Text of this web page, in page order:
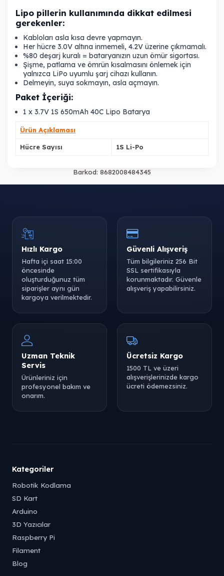
Lipo pillerin kullanımında dikkat edilmesi
gerekenler:
Kabloları asla kısa devre yapmayın.
Her hücre 3.0V altına inmemeli, 4.2V üzerine çıkmamalı.
%80 deşarj kuralı = bataryanızın uzun ömür sigortası.
Şişme, patlama ve ömrün kısalmasını önlemek için
yalnızca LiPo uyumlu şarj cihazı kullanın.
Delmeyin, suya sokmayın, asla açmayın.
Paket İçeriği:
1 x 3.7V 1S 650mAh 40C Lipo Batarya
Ürün Açıklaması
Hücre Sayısı 1S Li-Po
Barkod: 8682008484345
Hızlı Kargo
Hafta içi saat 15:00
öncesinde
oluşturduğunuz tüm
siparişler aynı gün
kargoya verilmektedir.
Güvenli Alışveriş
Tüm bilgileriniz 256 Bit
SSL sertifikasıyla
korunmaktadır. Güvenle
alışveriş yapabilirsiniz.
Uzman Teknik
Servis
Ürünleriniz için
profesyonel bakım ve
onarım.
Ücretsiz Kargo
1500 TL ve üzeri
alışverişlerinizde kargo
ücreti ödemezsiniz.
Kategoriler
Robotik Kodlama
SD Kart
Arduino
3D Yazıcılar
Raspberry Pi
Filament
Blog